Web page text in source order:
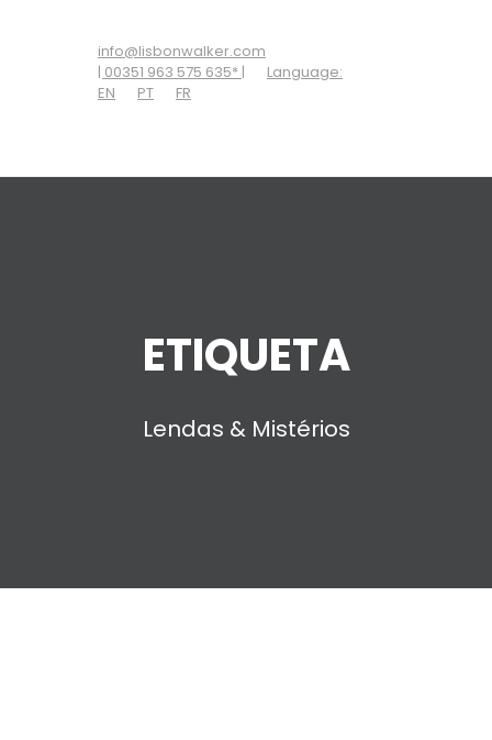
info@lisbonwalker.com
| 00351 963 575 635* |
Language:
EN
PT FR
ETIQUETA
Lendas & Mistérios